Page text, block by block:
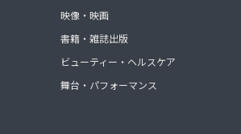
映像・映画
書籍・雑誌出版
ビューティー・ヘルスケア
舞台・パフォーマンス